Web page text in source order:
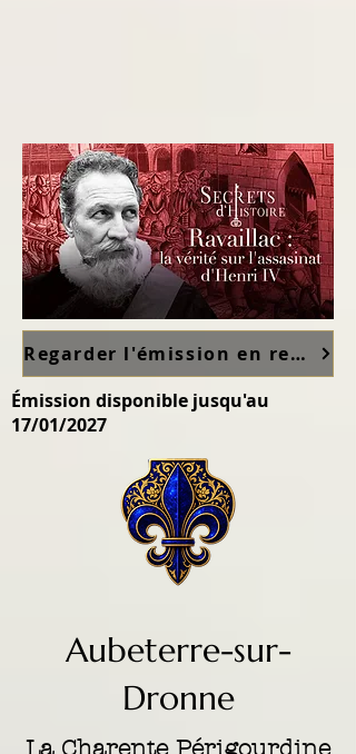
Regarder l'émission en replay sur France TV ici
Émission disponible jusqu'au
17/01/2027
Aubeterre-sur-
Dronne
La Charente Périgourdine